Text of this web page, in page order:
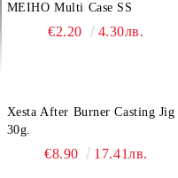
MEIHO Multi Case SS
€2.20 4.30лв.
Xesta After Burner Casting Jig
30g.
€8.90 17.41лв.